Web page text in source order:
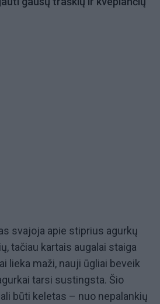
svajoja apie stiprius agurkų
tačiau kartais augalai staiga
lieka maži, nauji ūgliai beveik
tarsi sustingsta. Šio
būti keletas – nuo nepalankių